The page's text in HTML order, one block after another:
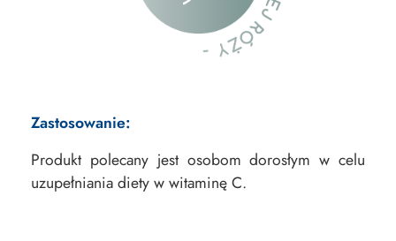
Zastosowanie:
Produkt polecany jest osobom dorosłym w celu
uzupełniania diety w witaminę C.